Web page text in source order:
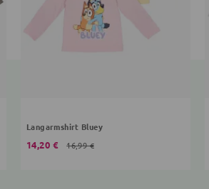
Langarmshirt Bluey
14,20 € 16,99 €